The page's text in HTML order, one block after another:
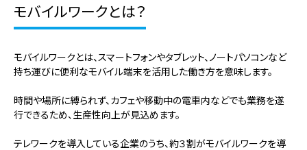
モバイルワークとは？
モバイルワークとは、スマートフォンやタブレット、ノートパソコンなど
持ち運びに便利なモバイル端末を活用した働き方を意味します。
時間や場所に縛られず、カフェや移動中の電車内などでも業務を遂
行できるため、生産性向上が見込めます。
テレワークを導入している企業のうち、約３割がモバイルワークを導